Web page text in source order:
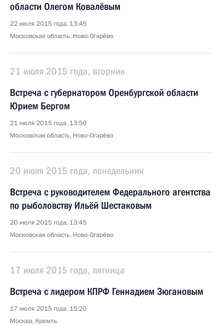
области Олегом Ковалёвым
22 июля 2015 года, 13:45
Московская область, Ново-Огарёво
21 июля 2015 года, вторник
Встреча с губернатором Оренбургской области
Юрием Бергом
21 июля 2015 года, 13:50
Московская область, Ново-Огарёво
20 июля 2015 года, понедельник
Встреча с руководителем Федерального агентства
по рыболовству Ильёй Шестаковым
20 июля 2015 года, 13:45
Московская область, Ново-Огарёво
17 июля 2015 года, пятница
Встреча с лидером КПРФ Геннадием Зюгановым
17 июля 2015 года, 15:20
Москва, Кремль